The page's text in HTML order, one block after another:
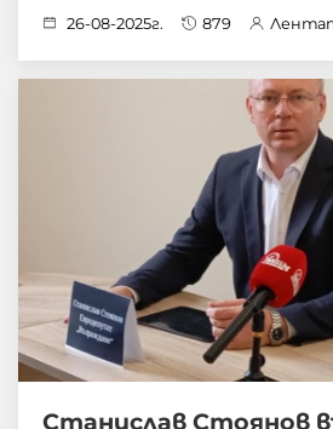
26-08-2025г. 879
Станислав Стоянов